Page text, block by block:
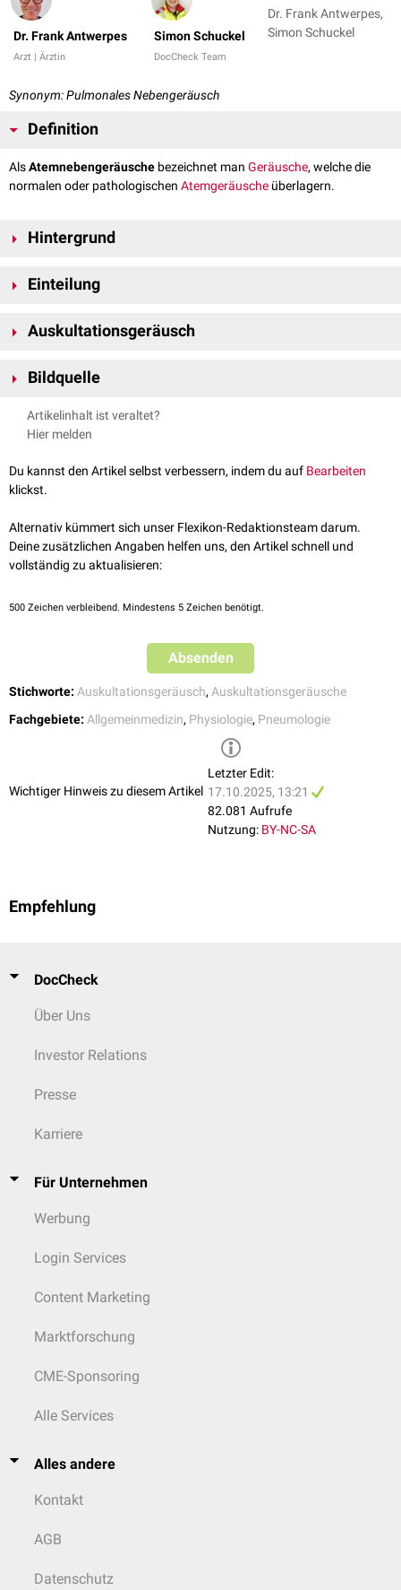
Dr. Frank Antwerpes
Arzt | Ärztin
Simon Schuckel
DocCheck Team
Dr. Frank Antwerpes,
Simon Schuckel
Synonym: Pulmonales Nebengeräusch
Definition
AlsAtemnebengeräusche bezeichnet man Geräusche, welche die
normalen oder pathologischen Atemgeräusche überlagern.
Hintergrund
Lunge, die nicht durch die Luft und ihre Strömungsgeräusche, sondern
Einteilung
entstehen. Daher unterscheidet man:
feuchteGeräusche (
Pleurale Nebengeräusche
Pleurareiben
Einteilungen häufig auch unter die Rasselgeräusche eingeordnet.
Auskultationsgeräusch
Asthmaanfall
Kardiologie und Rhythmologie des Cellitinnen-Krankenhaus St. Vinzenz in
Bildquelle
Bildquelle Auskultationsgeräusch: ©Pavel Danilyuk/
Artikelinhalt ist veraltet?
Hier melden
Du kannst den Artikel selbst verbessern, indem du auf Bearbeiten
klickst.
Alternativ kümmert sich unser Flexikon-Redaktionsteam darum.
Deine zusätzlichen Angaben helfen uns, den Artikel schnell und
vollständig zu aktualisieren:
500 Zeichen verbleibend. Mindestens 5 Zeichen benötigt.
Absenden
Stichworte: Auskultationsgeräusch, Auskultationsgeräusche
Fachgebiete: Allgemeinmedizin, Physiologie, Pneumologie
Wichtiger Hinweis zu diesem Artikel
Letzter Edit:
17.10.2025, 13:21
82.081 Aufrufe
Nutzung: BY-NC-SA
Empfehlung
DocCheck
Über Uns
Investor Relations
Presse
Karriere
Für Unternehmen
Werbung
Login Services
Content Marketing
Marktforschung
CME-Sponsoring
Alle Services
Alles andere
Kontakt
AGB
Datenschutz